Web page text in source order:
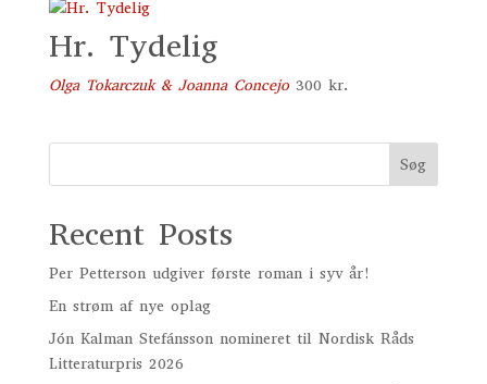
Hr. Tydelig
Olga Tokarczuk & Joanna Concejo 300 kr.
Søg
Recent Posts
Per Petterson udgiver første roman i syv år!
En strøm af nye oplag
Jón Kalman Stefánsson nomineret til Nordisk Råds
Litteraturpris 2026